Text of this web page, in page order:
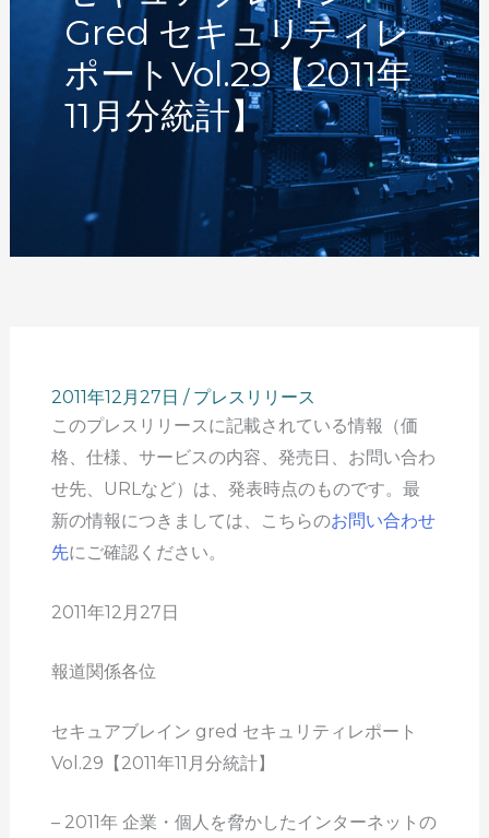
Gred セキュリティレ
ポートVol.29【2011年
11月分統計】
2011年12月27日 / プレスリリース
このプレスリリースに記載されている情報（価
格、仕様、サービスの内容、発売日、お問い合わ
せ先、URLなど）は、発表時点のものです。最
新の情報につきましては、こちらのお問い合わせ
先にご確認ください。
2011年12月27日
報道関係各位
セキュアブレイン gred セキュリティレポート
Vol.29【2011年11月分統計】
– 2011年 企業・個人を脅かしたインターネットの